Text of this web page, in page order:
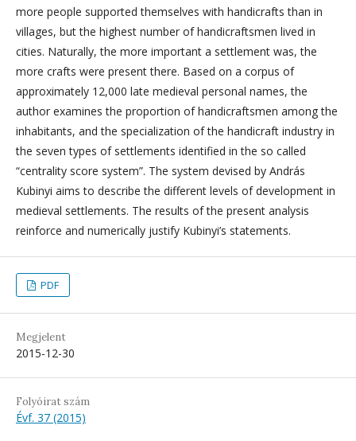
more people supported themselves with handicrafts than in
villages, but the highest number of handicraftsmen lived in
cities. Naturally, the more important a settlement was, the
more crafts were present there. Based on a corpus of
approximately 12,000 late medieval personal names, the
author examines the proportion of handicraftsmen among the
inhabitants, and the specialization of the handicraft industry in
the seven types of settlements identified in the so called
“centrality score system”. The system devised by András
Kubinyi aims to describe the different levels of development in
medieval settlements. The results of the present analysis
reinforce and numerically justify Kubinyi’s statements.
PDF
Megjelent
2015-12-30
Folyóirat szám
Évf. 37 (2015)